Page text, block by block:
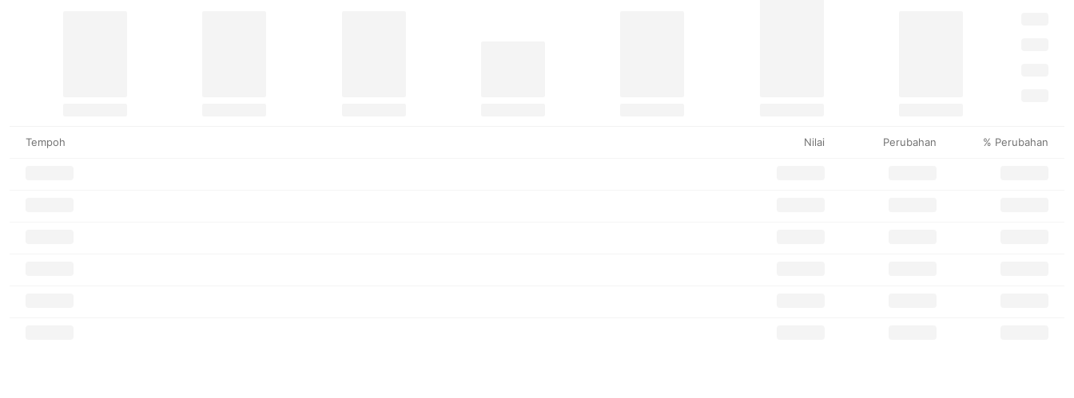
Tempoh Nilai Perubahan % Perubahan